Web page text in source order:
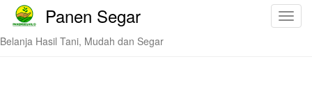
T
Panen Segar
Belanja Hasil Tani, Mudah dan Segar